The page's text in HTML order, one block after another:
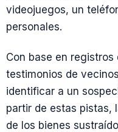
videojuegos, un
personales.
Con base en
testimonios de
identificar a un
partir de estas pistas,
de los bienes